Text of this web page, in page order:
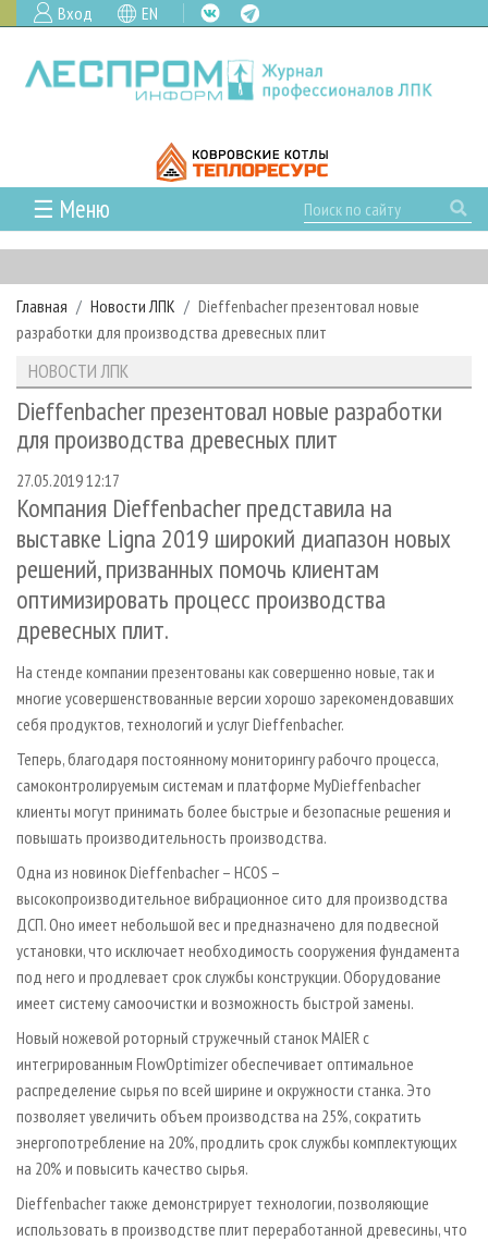
Вход EN
☰ Меню
ГЛАВНАЯ
РУБРИКИ И ТЕМЫ
РУБРИКИ ЖУРНАЛА
ЛЕСОЗАГОТОВКА
ЛЕСОПИЛЕНИЕ
СУШКА ДРЕВЕСИНЫ
ПРОИЗВОДСТВО ДРЕВЕСНЫХ ПЛИТ
ДЕРЕВЯННОЕ ДОМОСТРОЕНИЕ
ПРОИЗВОДСТВО МЕБЕЛИ
БИОЭНЕРГЕТИКА
ЦБП
ИНСТРУМЕНТ И МАТЕРИАЛЫ
НОВОСТИ
НОВОСТИ ЛПК
НОВОСТИ ЖУРНАЛА
ПРОЕКТЫ ЛПИ
АНАЛИТИКА
ПРЕДПРИЯТИЯ ЛПК
ПЕРСОНЫ
МОБИЛЬНЫЕ ВЫСТАВКИ
ОФИЦИАЛЬНЫЕ ДЕЛЕГАЦИИ
ПРИОРИТЕТНЫЕ ИНВЕСТПРОЕКТЫ
ГАЗЕТА ЛЕСПРОМФОРУМ
БИБЛИОТЕКА СПЕЦИАЛИСТА
АРХИВ
АРХИВ ЖУРНАЛОВ
О ЖУРНАЛЕ
ПОДПИСКА
КОНТАКТЫ
РЕКЛАМОДАТЕЛЯМ
РЕКЛАМА
РЕКЛАМА НА САЙТЕ
Главная Новости ЛПК
Dieffenbacher презентовал новые
разработки для производства древесных плит
НОВОСТИ ЛПК
Dieffenbacher презентовал новые разработки
для производства древесных плит
27.05.2019 12:17
Компания Dieffenbacher представила на
выставке Ligna 2019 широкий диапазон новых
решений, призванных помочь клиентам
оптимизировать процесс производства
древесных плит.
На стенде компании презентованы как совершенно новые, так и
многие усовершенствованные версии хорошо зарекомендовавших
себя продуктов, технологий и услуг Dieffenbacher.
Теперь, благодаря постоянному мониторингу рабочго процесса,
самоконтролируемым системам и платформе MyDieffenbacher
клиенты могут принимать более быстрые и безопасные решения и
повышать производительность производства.
Одна из новинок Dieffenbacher – HCOS –
высокопроизводительное вибрационное сито для производства
ДСП. Оно имеет небольшой вес и предназначено для подвесной
установки, что исключает необходимость сооружения фундамента
под него и продлевает срок службы конструкции. Оборудование
имеет систему самоочистки и возможность быстрой замены.
Новый ножевой роторный стружечный станок MAIER с
интегрированным FlowOptimizer обеспечивает оптимальное
распределение сырья по всей ширине и окружности станка. Это
позволяет увеличить объем производства на 25%, сократить
энергопотребление на 20%, продлить срок службы комплектующих
на 20% и повысить качество сырья.
Dieffenbacher также демонстрирует технологии, позволяющие
использовать в производстве плит переработанной древесины, что